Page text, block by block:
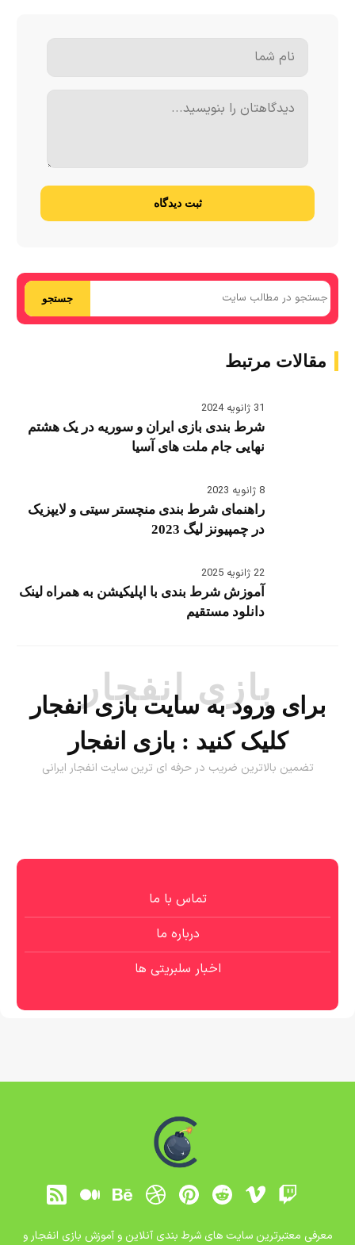
ثبت دیدگاه
جستجو
مقالات مرتبط
31 ژانویه 2024
شرط بندی بازی ایران و سوریه در یک هشتم
نهایی جام ملت های آسیا
8 ژانویه 2023
راهنمای شرط بندی منچستر سیتی و لایپزیک
در چمپیونز لیگ 2023
22 ژانویه 2025
آموزش شرط بندی با اپلیکیشن به همراه لینک
دانلود مستقیم
بازی انفجار
برای ورود به سایت بازی انفجار
کلیک کنید : بازی انفجار
تضمین بالاترین ضریب در حرفه ای ترین سایت انفجار ایرانی
تماس با ما
درباره ما
اخبار سلبریتی ها
معرفی معتبرترین سایت های شرط بندی آنلاین و آموزش بازی انفجار و